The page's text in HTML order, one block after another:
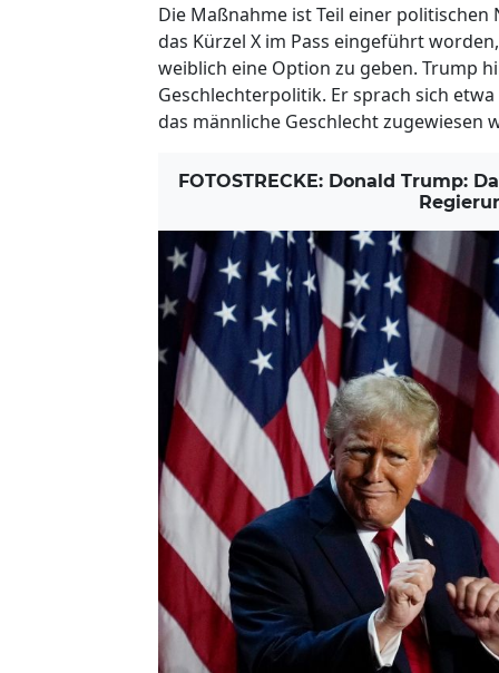
Die Maßnahme ist Teil einer politischen
das Kürzel X im Pass eingeführt
weiblich eine Option zu geben. Trump
Geschlechterpolitik. Er sprach sich
das männliche Geschlecht
FOTOSTRECKE: Donald Trump: